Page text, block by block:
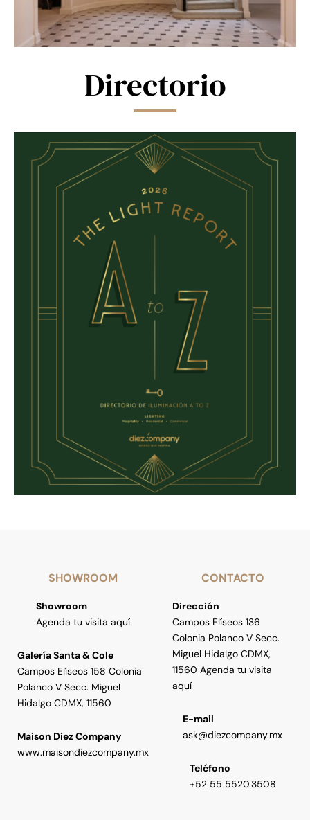
Directorio
SHOWROOM
Showroom
Agenda tu visita aquí
Galería Santa & Cole
Campos Elíseos 158 Colonia
Polanco V Secc. Miguel
Hidalgo CDMX, 11560
Maison Diez Company
www.maisondiezcompany.mx
CONTACTO
Dirección
Campos Elíseos 136
Colonia Polanco V Secc.
Miguel Hidalgo CDMX,
11560 Agenda tu visita
aquí
E-mail
ask@diezcompany.mx
Teléfono
+52 55 5520.3508